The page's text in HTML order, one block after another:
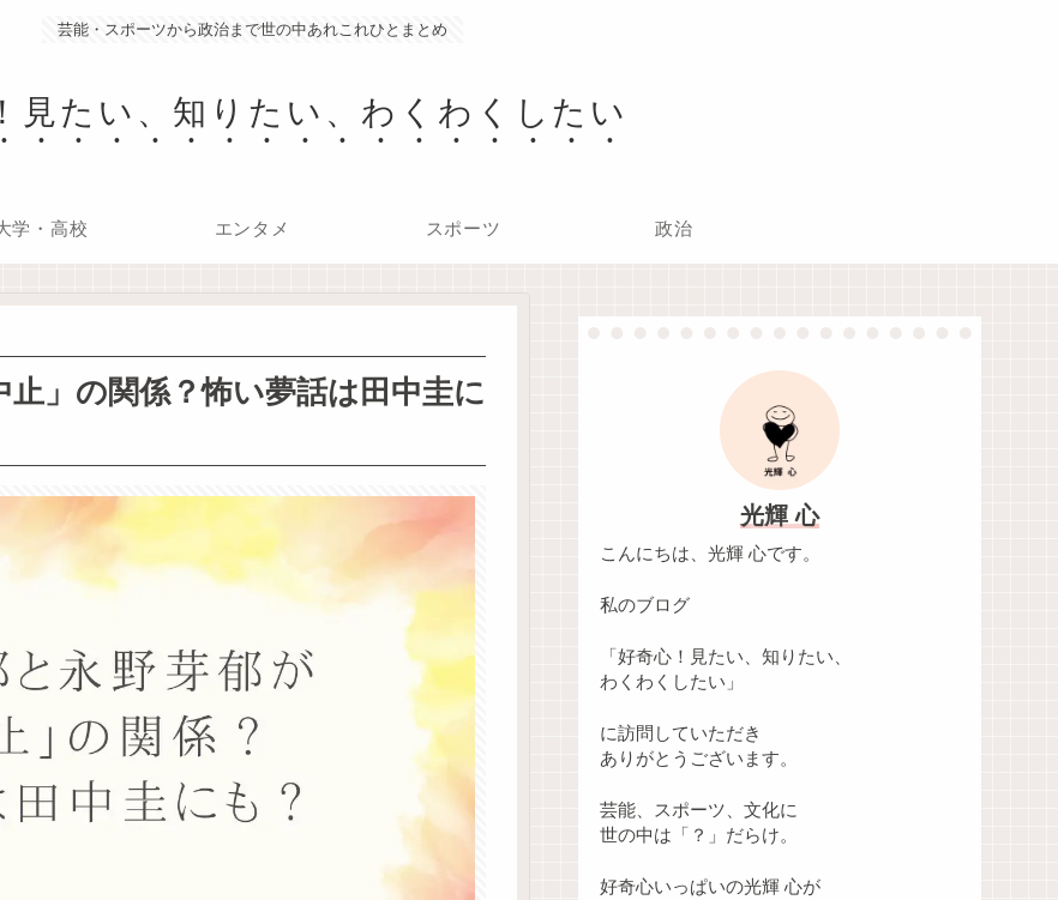
芸能・スポーツから政治まで世の中あれこれひとまとめ
見たい、知りたい、わくわくしたい
学・高校 エンタメ スポーツ 政治
」の関係？怖い夢話は田中圭に
光輝 心
こんにちは、光輝 心です。
私のブログ
「好奇心！見たい、知りたい、
わくわくしたい」
に訪問していただき
ありがとうございます。
芸能、スポーツ、文化に
世の中は「？」だらけ。
好奇心いっぱいの光輝 心が